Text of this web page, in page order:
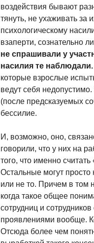
воздействия бывают
тянуть, не ухаживать за
психологическому
взаперти, сознательно
не спрашивали у
насилия те наблюдали.
которые взрослые
ведут себя
(после предсказуемых
бессилие.
И, возможно, оно,
говорили, что у них на
того, что именно
Остальные могут просто
или не то. Причем в том
когда такое общее
сотрудниц и
проявлениями вообще.
Отсюда более чем